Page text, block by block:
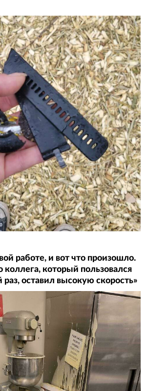
работе, и вот что произошло.
коллега, который пользовался
оставил высокую скорость»